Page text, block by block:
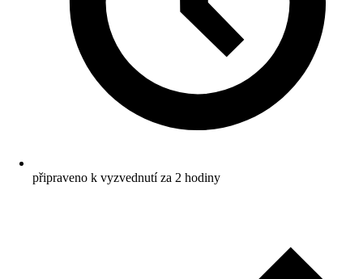
připraveno k vyzvednutí za 2 hodiny